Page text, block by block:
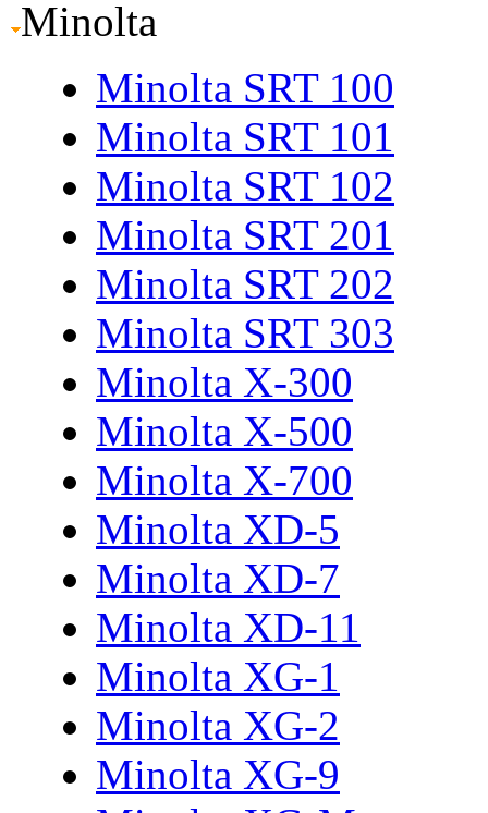
Minolta
Minolta SRT 100
Minolta SRT 101
Minolta SRT 102
Minolta SRT 201
Minolta SRT 202
Minolta SRT 303
Minolta X-300
Minolta X-500
Minolta X-700
Minolta XD-5
Minolta XD-7
Minolta XD-11
Minolta XG-1
Minolta XG-2
Minolta XG-9